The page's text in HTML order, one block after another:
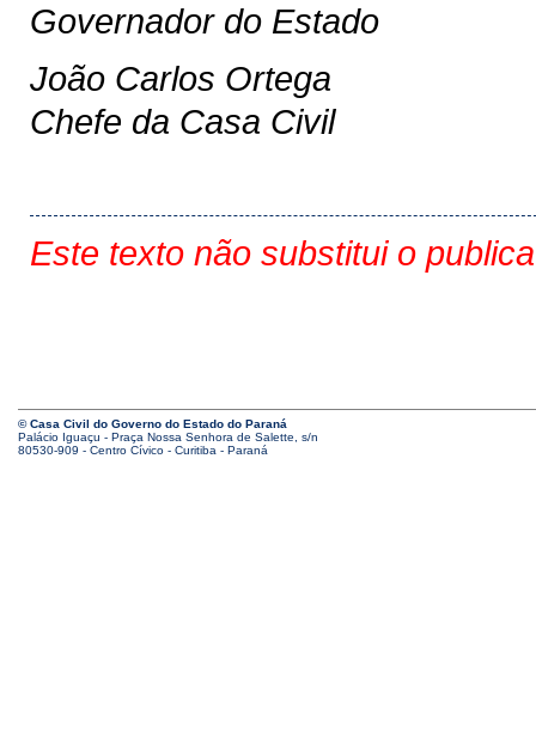
Governador do Estado
João Carlos Ortega
Chefe da Casa Civil
Este texto não substitui o
© Casa Civil do Governo do Estado do Paraná
Palácio Iguaçu - Praça Nossa Senhora de Salette, s/n
80530-909 - Centro Cívico - Curitiba - Paraná